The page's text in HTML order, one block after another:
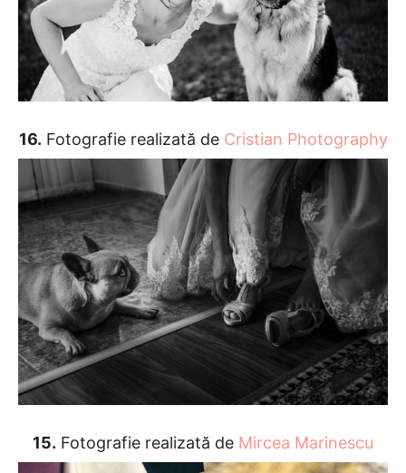
16. Fotografie realizată de Cristian Photography
15. Fotografie realizată de Mircea Marinescu